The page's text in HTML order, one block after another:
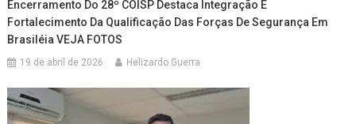
Encerramento Do 28º COISP Destaca Integração E
Fortalecimento Da Qualificação Das Forças De Segurança Em
Brasiléia VEJA FOTOS
19 de abril de 2026 Helizardo Guerra